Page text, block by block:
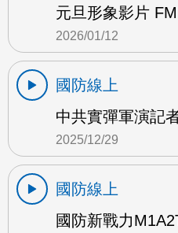
元旦形象影片
2026/01/12
國防線上
中共實彈軍演記
2025/12/29
國防線上
國防新戰力